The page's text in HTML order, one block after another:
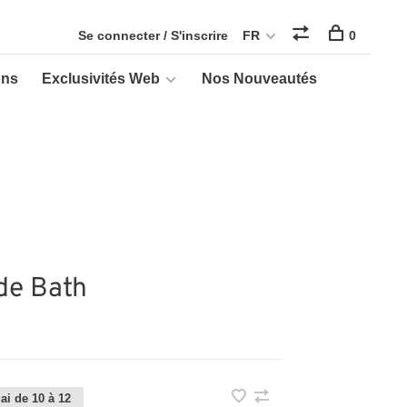
Exclusivités Web
Nos Nouveautés
Se connecter / S'inscrire FR 0
Bath
de 10 à 12